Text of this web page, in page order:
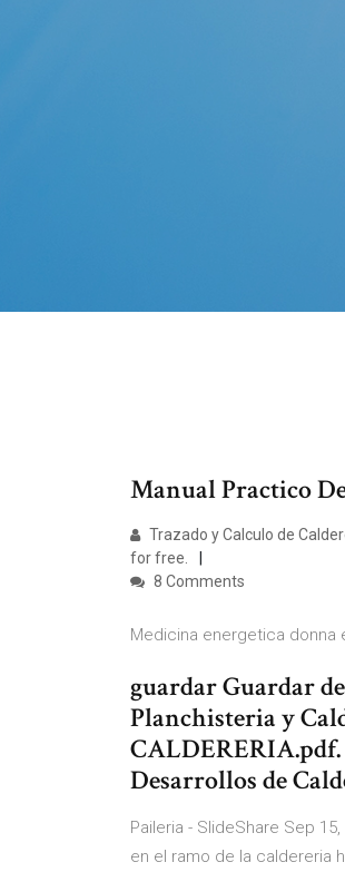
Manual Practico
Trazado y Calculo de
for free.
8 Comments
Medicina energetica donna
guardar Guardar
Planchisteria y
CALDERERIA.pdf.
Desarrollos de
Paileria - SlideShare Sep
en el ramo de la caldereria